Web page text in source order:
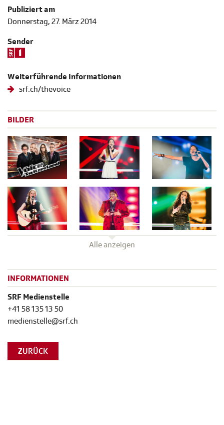
Publiziert am
Donnerstag, 27. März 2014
Sender
Weiterführende Informationen
srf.ch/thevoice
BILDER
Alle anzeigen
INFORMATIONEN
SRF Medienstelle
+41 58 135 13 50
medienstelle@srf.ch
ZURÜCK